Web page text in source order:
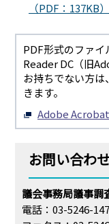
（PDF：137KB）
PDF形式のファ
Reader DC（旧
お持ちでない方
きます。
Adobe
お問い合わ
議会事務局議事調
電話：03-5246-